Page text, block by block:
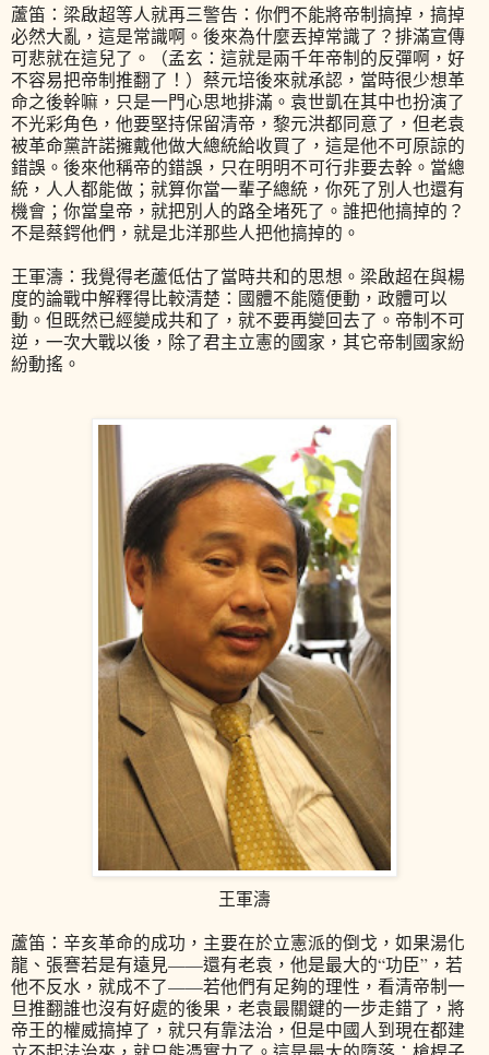
蘆笛：梁啟超等人就再三警告：你們不能將帝制搞掉，搞掉
必然大亂，這是常識啊。後來為什麼丟掉常識了？排滿宣傳
可悲就在這兒了。（孟玄：這就是兩千年帝制的反彈啊，好
不容易把帝制推翻了！）蔡元培後來就承認，當時很少想革
命之後幹嘛，只是一門心思地排滿。袁世凱在其中也扮演了
不光彩角色，他要堅持保留清帝，黎元洪都同意了，但老袁
被革命黨許諾擁戴他做大總統給收買了，這是他不可原諒的
錯誤。後來他稱帝的錯誤，只在明明不可行非要去幹。當總
統，人人都能做；就算你當一輩子總統，你死了別人也還有
機會；你當皇帝，就把別人的路全堵死了。誰把他搞掉的？
不是蔡鍔他們，就是北洋那些人把他搞掉的。
王軍濤：我覺得老蘆低估了當時共和的思想。梁啟超在與楊
度的論戰中解釋得比較清楚：國體不能隨便動，政體可以
動。但既然已經變成共和了，就不要再變回去了。帝制不可
逆，一次大戰以後，除了君主立憲的國家，其它帝制國家紛
紛動搖。
王軍濤
蘆笛：辛亥革命的成功，主要在於立憲派的倒戈，如果湯化
龍、張謇若是有遠見——還有老袁，他是最大的“功臣”，若
他不反水，就成不了——若他們有足夠的理性，看清帝制一
旦推翻誰也沒有好處的後果，老袁最關鍵的一步走錯了，將
帝王的權威搞掉了，就只有靠法治，但是中國人到現在都建